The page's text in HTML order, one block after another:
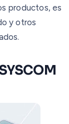
productos, es
y otros